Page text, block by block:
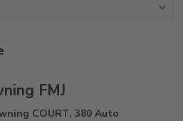
FMJ
COURT, 380 Auto